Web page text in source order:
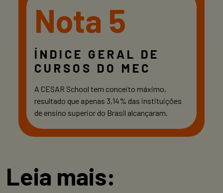
Nota 5
ÍNDICE GERAL DE
CURSOS DO MEC
A CESAR School tem conceito máximo,
resultado que apenas 3,14% das instituições
de ensino superior do Brasil alcançaram.
Leia mais: